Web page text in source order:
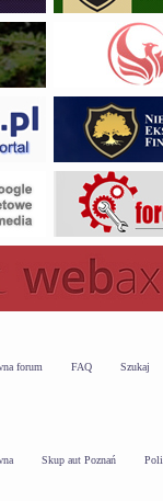
forum FAQ Szukaj
Skup aut Poznań